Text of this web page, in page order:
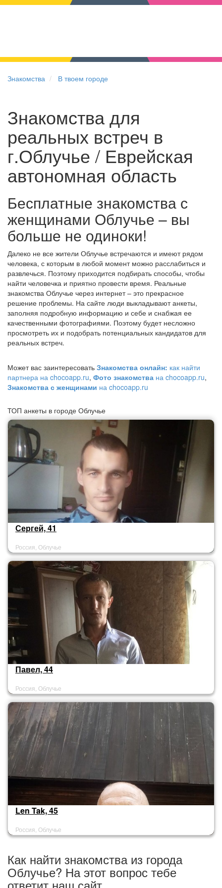
Знакомства В твоем городе
Знакомства для
реальных встреч в
г.Облучье / Еврейская
автономная область
Бесплатные знакомства с
женщинами Облучье – вы
больше не одиноки!
Далеко не все жители Облучье встречаются и имеют рядом
человека, с которым в любой момент можно расслабиться и
развлечься. Поэтому приходится подбирать способы, чтобы
найти человечка и приятно провести время. Реальные
знакомства Облучье через интернет – это прекрасное
решение проблемы. На сайте люди выкладывают анкеты,
заполняя подробную информацию и себе и снабжая ее
качественными фотографиями. Поэтому будет несложно
просмотреть их и подобрать потенциальных кандидатов для
реальных встреч.
Может вас заинтересовать Знакомства онлайн: как найти
партнера на chocoapp.ru, Фото знакомства на chocoapp.ru,
Знакомства с женщинами на chocoapp.ru
ТОП анкеты в городе Облучье
Сергей, 41
Россия, Облучье
Павел, 44
Россия, Облучье
Len Tak, 45
Россия, Облучье
Как найти знакомства из города
Облучье? На этот вопрос тебе